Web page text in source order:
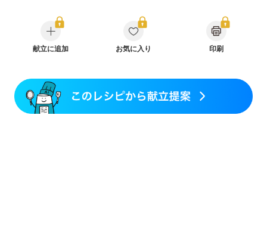
乳がん（ホルモン療法中）
乳がん（放射線治療中）
乳がん治療を終えた方・経過観察中の方など
妊娠中(初期)
妊婦健診・体重増加が気になる（初期）
妊娠糖尿病(初期)
産後（ミルク）
骨折 関節リウマチ 乾癬
貧血対策
ニキビ・肌荒れ
献立に追加 お気に入り 印刷